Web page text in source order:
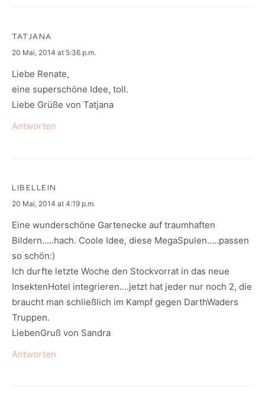
TATJANA
says:
20 Mai, 2014 at 5:36 p.m.
Liebe Renate,
eine superschöne Idee, toll.
Liebe Grüße von Tatjana
Antworten
LIBELLEIN
says:
20 Mai, 2014 at 4:19 p.m.
Eine wunderschöne Gartenecke auf traumhaften
Bildern…..hach. Coole Idee, diese MegaSpulen…..passen
so schön:)
Ich durfte letzte Woche den Stockvorrat in das neue
InsektenHotel integrieren….jetzt hat jeder nur noch 2, die
braucht man schließlich im Kampf gegen DarthWaders
Truppen.
LiebenGruß von Sandra
Antworten